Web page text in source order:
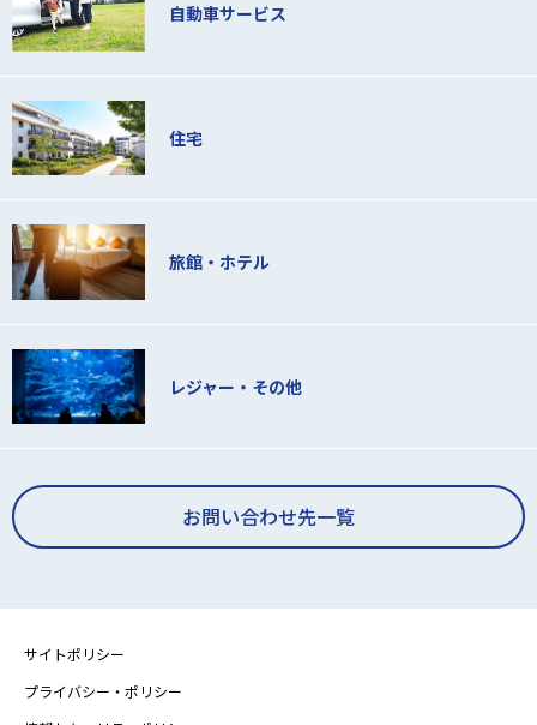
自動車サービス
住宅
旅館・ホテル
レジャー・その他
お問い合わせ先一覧
サイトポリシー
プライバシー・ポリシー